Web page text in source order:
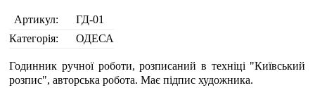
Артикул:
ГД-01
Категорія:
ОДЕСА
Годинник ручної роботи, розписаний в техніці "Київський
розпис", авторська робота. Має підпис художника.